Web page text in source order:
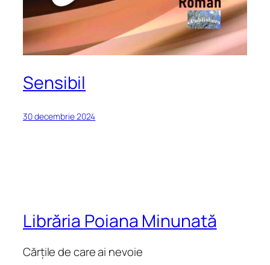
Sensibil
30 decembrie 2024
Librăria Poiana Minunată
Cărțile de care ai nevoie